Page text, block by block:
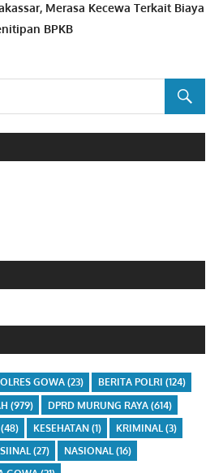
Merasa Kecewa Terkait Biaya
BPKB
GOWA(23) BERITA POLRI (124)
(979) DPRD MURUNG RAYA(614)
(48) KESEHATAN(1) KRIMINAL (3)
(27) NASIONAL (16)